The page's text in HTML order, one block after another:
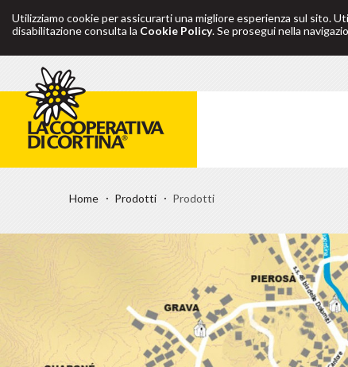
Utilizziamo cookie per assicurarti una migliore esperienza sul sito.
disabilitazione consulta la Cookie Policy. Se prosegui nella
Home Prodotti Prodotti